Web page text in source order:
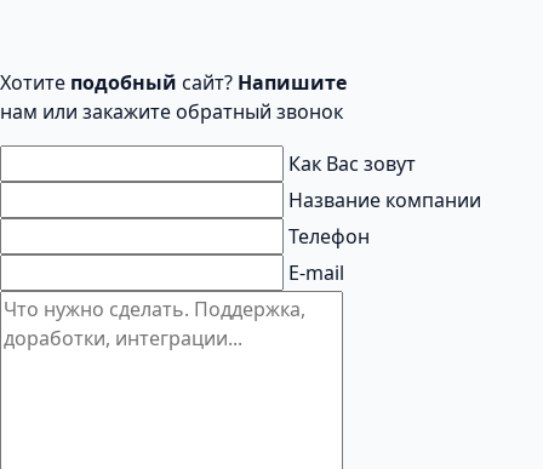
Хотите подобный сайт? Напишите
нам или закажите обратный звонок
Как Вас зовут
Название компании
Телефон
E-mail